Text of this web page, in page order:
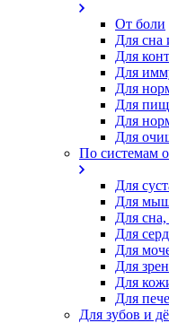
От боли
Для сна
Для
Для
Для
Для
Для
Для
По системам
Для
Для
Для
Для
Для
Для
Для
Для
Для зубов и